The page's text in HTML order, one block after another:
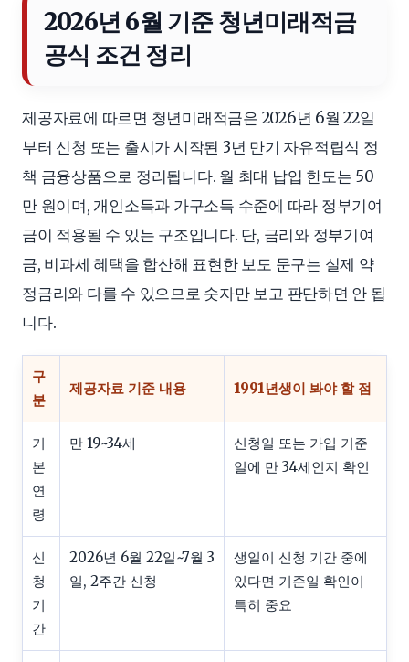
2026년 6월 기준 청년미래적금
공식 조건 정리
제공자료에 따르면 청년미래적금은 2026년 6월 22일
부터 신청 또는 출시가 시작된 3년 만기 자유적립식 정
책 금융상품으로 정리됩니다. 월 최대 납입 한도는 50
만 원이며, 개인소득과 가구소득 수준에 따라 정부기여
금이 적용될 수 있는 구조입니다. 단, 금리와 정부기여
금, 비과세 혜택을 합산해 표현한 보도 문구는 실제 약
정금리와 다를 수 있으므로 숫자만 보고 판단하면 안 됩
니다.
구
분
제공자료 기준 내용 1991년생이 봐야 할 점
기
본
연
령
만 19~34세
신청일 또는 가입 기준
일에 만 34세인지 확인
신
청
기
간
2026년 6월 22일~7월 3
일, 2주간 신청
생일이 신청 기간 중에
있다면 기준일 확인이
특히 중요